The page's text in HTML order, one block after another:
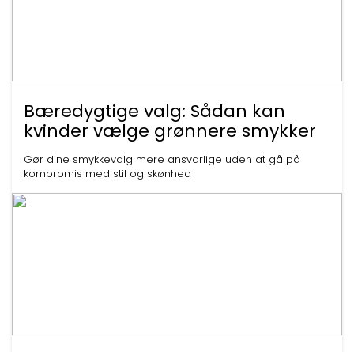
Bæredygtige valg: Sådan kan
kvinder vælge grønnere smykker
Gør dine smykkevalg mere ansvarlige uden at gå på
kompromis med stil og skønhed